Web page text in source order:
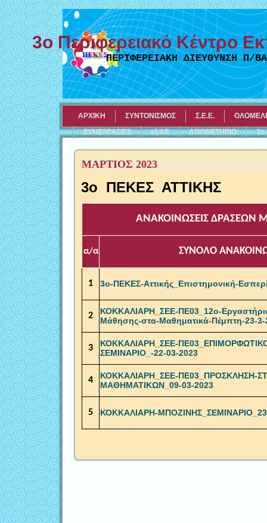
3ο Περιφερειακό Κέντρο
ΠΕΡΙΦΕΡΕΙΑΚΗ ΔΙΕΥΘΥΝΣΗ Π/
ΑΡΧΙΚΗ ΣΥΝΤΟΝΙΣΜΟΣ Σ.Ε.Ε.
ΣΥΝΕΡΓΑΣΙΕΣ
εξ ΑΕ ΑΠΟΘΕΤΗΡΙΟ 3ο
ΜΑΡΤΙΟΣ 2023
3ο ΠΕΚΕΣ ΑΤΤΙΚΗΣ
ΑΝΑΚΟΙΝΩΣΕΙΣ ΔΡΑΣΕΩΝ
α/α ΣΥΝΟΛΟ
1 3ο-ΠΕΚΕΣ-Αττικής_Επιστημονική-
2
ΚΟΚΚΑΛΙΑΡΗ_ΣΕΕ-ΠΕ03_12ο-
Μάθησης-στα-Μαθηματικά-Πέμπτη-23-3-
3
ΚΟΚΚΑΛΙΑΡΗ_ΣΕΕ-
ΣΕΜΙΝΑΡΙΟ_-22-03-2023
4
ΚΟΚΚΑΛΙΑΡΗ_ΣΕΕ-ΠΕ03_ΠΡΟΣΚΛΗΣΗ-
ΜΑΘΗΜΑΤΙΚΩΝ_09-03-2023
5 ΚΟΚΚΑΛΙΑΡΗ-